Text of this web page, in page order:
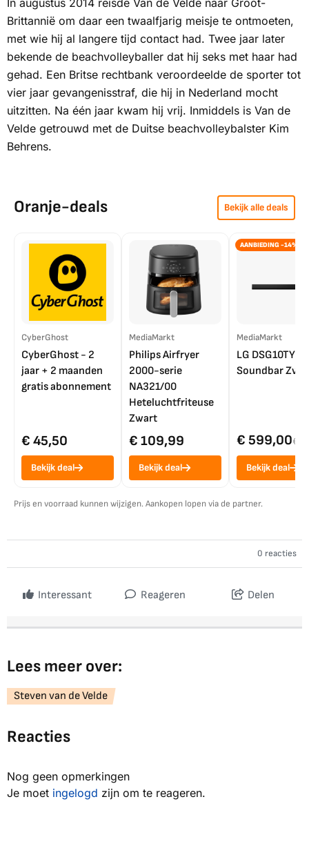
In augustus 2014 reisde Van de Velde naar Groot-
Brittannië om daar een twaalfjarig meisje te ontmoeten,
met wie hij al langere tijd contact had. Twee jaar later
bekende de beachvolleyballer dat hij seks met haar had
gehad. Een Britse rechtbank veroordeelde de sporter tot
vier jaar gevangenisstraf, die hij in Nederland mocht
uitzitten. Na één jaar kwam hij vrij. Inmiddels is Van de
Velde getrouwd met de Duitse beachvolleybalster Kim
Behrens.
Oranje-deals Bekijk alle deals
CyberGhost
CyberGhost - 2
jaar + 2 maanden
gratis abonnement
€ 45,50
Bekijk deal
MediaMarkt
Philips Airfryer
2000-serie
NA321/00
Heteluchtfriteuse
Zwart
€ 109,99
Bekijk deal
AANBIEDING -14%
MediaMarkt
LG DSG10TY
Soundbar
€ 599,00€
Bekijk deal
Prijs en voorraad kunnen wijzigen. Aankopen lopen via de partner.
0 reacties
Interessant Reageren Delen
Lees meer over:
Steven van de Velde
Reacties
Nog geen opmerkingen
Je moet ingelogd zijn om te reageren.